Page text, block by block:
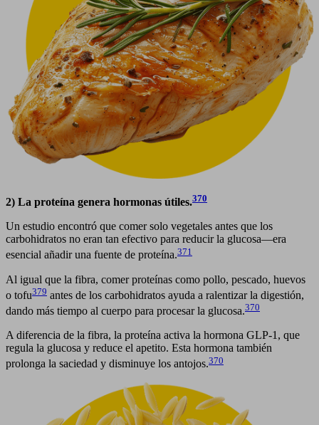
2) La proteína genera hormonas útiles.370
Un estudio encontró que comer solo vegetales antes que los
carbohidratos no eran tan efectivo para reducir la glucosa—era
esencial añadir una fuente de proteína.371
Al igual que la fibra, comer proteínas como pollo, pescado, huevos
o tofu379 antes de los carbohidratos ayuda a ralentizar la digestión,
dando más tiempo al cuerpo para procesar la glucosa.370
A diferencia de la fibra, la proteína activa la hormona GLP-1, que
regula la glucosa y reduce el apetito. Esta hormona también
prolonga la saciedad y disminuye los antojos.370